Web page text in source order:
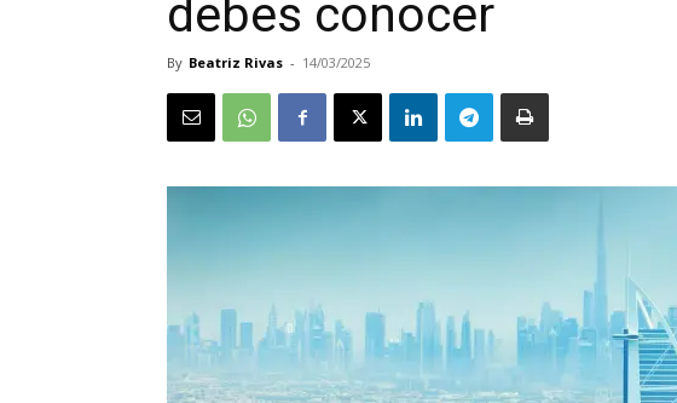
debes conocer
By Beatriz Rivas - 14/03/2025